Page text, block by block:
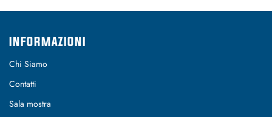
INFORMAZIONI
Chi Siamo
Contatti
Sala mostra